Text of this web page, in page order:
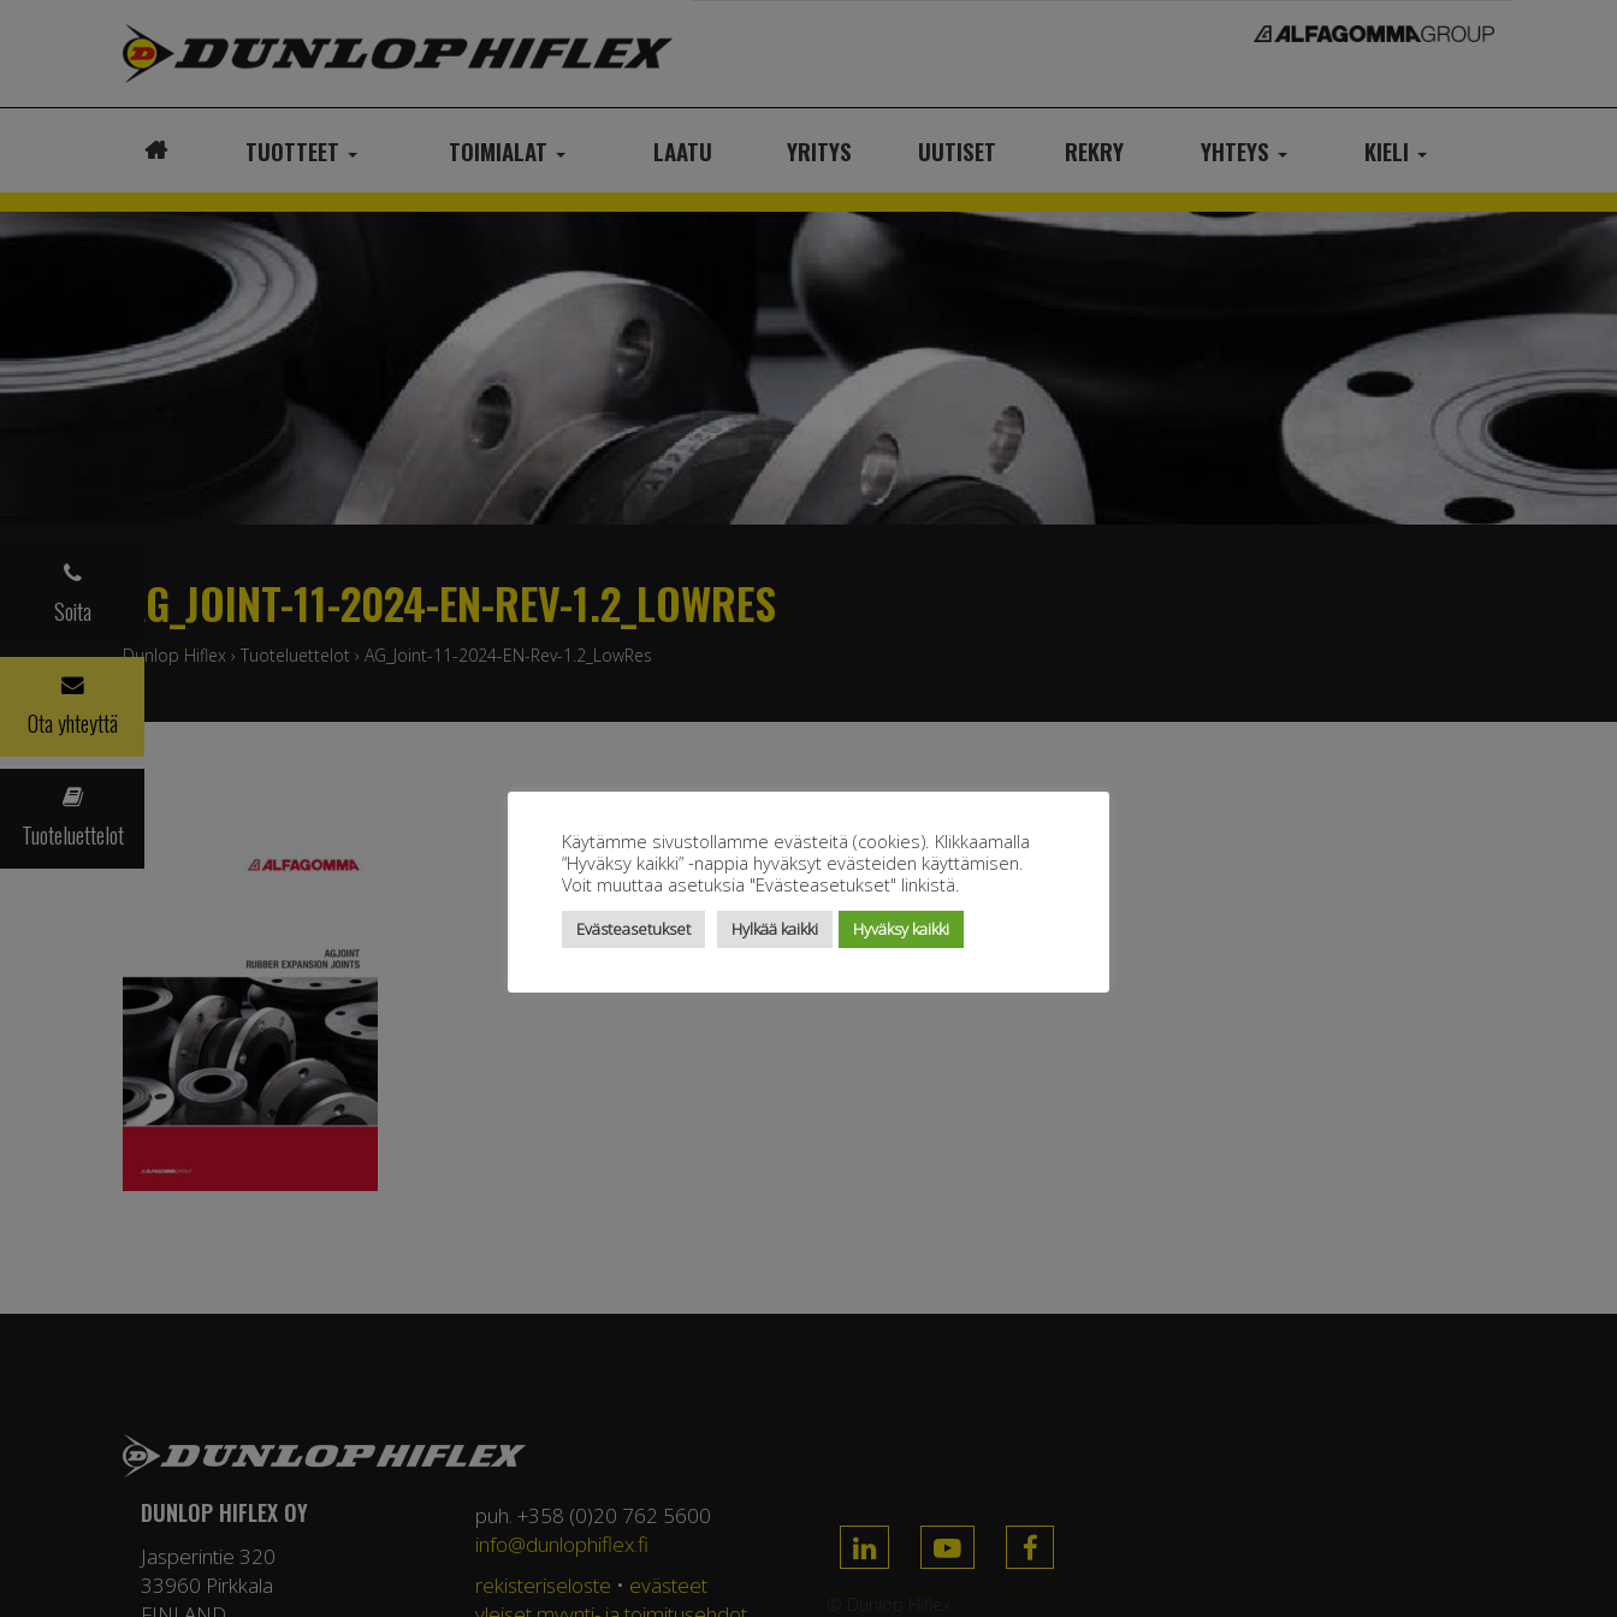
TUOTTEET TOIMIALAT LAATU YRITYS UUTISET REKRY YHTEYS KIELI
Soita
Ota yhteyttä
Tuoteluettelot
AG_JOINT-11-2024-EN-REV-1.2_LOWRES
Dunlop Hiflex › Tuoteluettelot › AG_Joint-11-2024-EN-Rev-1.2_LowRes
DUNLOP HIFLEX OY
Jasperintie 320
33960 Pirkkala
puh. +358 (0)20 762 5600
info@dunlophiflex.fi
rekisteriseloste • evästeet
Käytämme sivustollamme evästeitä (cookies). Klikkaamalla
“Hyväksy kaikki” -nappia hyväksyt evästeiden käyttämisen.
Voit muuttaa asetuksia "Evästeasetukset" linkistä.
Evästeasetukset Hylkää kaikki Hyväksy kaikki